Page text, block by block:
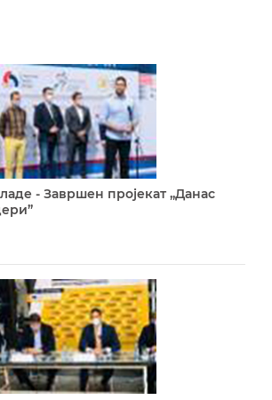
- Завршен пројекат „Данас